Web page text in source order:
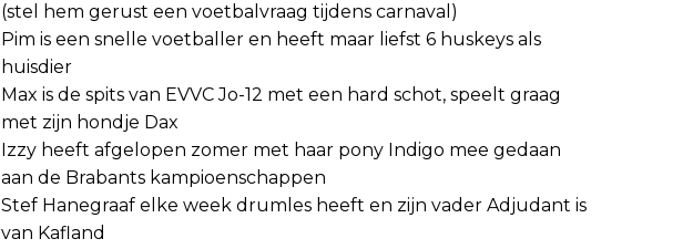
(stel hem gerust een voetbalvraag tijdens carnaval)
Pim is een snelle voetballer en heeft maar liefst 6 huskeys als
huisdier
Max is de spits van EVVC Jo-12 met een hard schot, speelt graag
met zijn hondje Dax
Izzy heeft afgelopen zomer met haar pony Indigo mee gedaan
aan de Brabants kampioenschappen
Stef Hanegraaf elke week drumles heeft en zijn vader Adjudant is
van Kafland